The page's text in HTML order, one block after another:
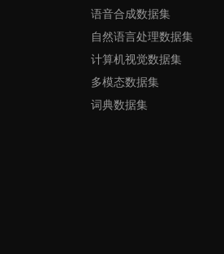
语音合成数据集
自然语言处理数据集
计算机视觉数据集
多模态数据集
词典数据集